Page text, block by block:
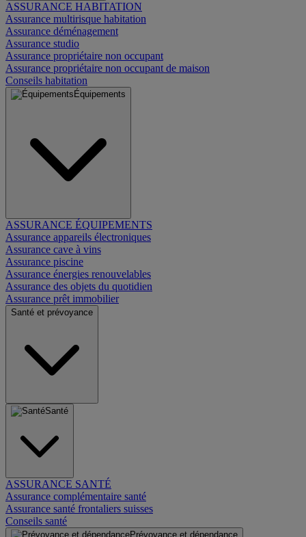
ASSURANCE HABITATION
Assurance multirisque habitation
Assurance déménagement
Assurance studio
Assurance propriétaire non occupant
Assurance propriétaire non occupant de maison
Conseils habitation
Équipements
ASSURANCE ÉQUIPEMENTS
Assurance appareils électroniques
Assurance cave à vins
Assurance piscine
Assurance énergies renouvelables
Assurance des objets du quotidien
Assurance prêt immobilier
Santé et prévoyance
Santé
ASSURANCE SANTÉ
Assurance complémentaire santé
Assurance santé frontaliers suisses
Conseils santé
Prévoyance et dépendance